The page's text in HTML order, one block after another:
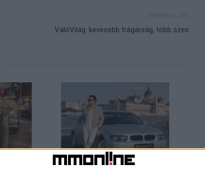
ValóVilág: kevesebb trágárság, több szex
Különleges expedícióra indul a magyar